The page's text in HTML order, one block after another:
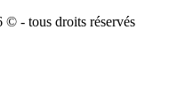
© - tous droits réservés